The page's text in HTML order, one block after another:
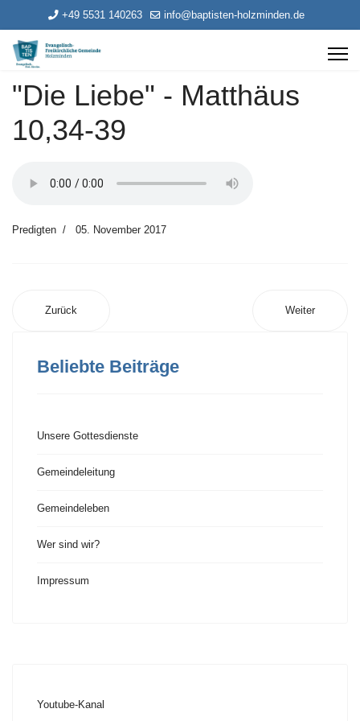
+49 5531 140263 info@baptisten-holzminden.de
"Die Liebe" - Matthäus
10,34-39
Predigten 05. November 2017
Zurück Weiter
Beliebte Beiträge
Unsere Gottesdienste
Gemeindeleitung
Gemeindeleben
Wer sind wir?
Impressum
Youtube-Kanal